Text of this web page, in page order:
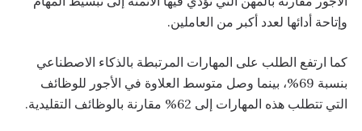
وإتاحة أدائها لعدد أكبر من العاملين.
كما ارتفع الطلب على المهارات المرتبطة بالذكاء الاصطناعي
بنسبة 69%، بينما وصل متوسط العلاوة في الأجور للوظائف
التي تتطلب هذه المهارات إلى 62% مقارنة بالوظائف التقليدية.